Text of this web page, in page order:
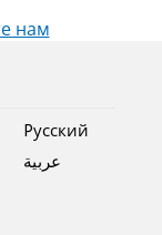
нам
Pусский
عربية